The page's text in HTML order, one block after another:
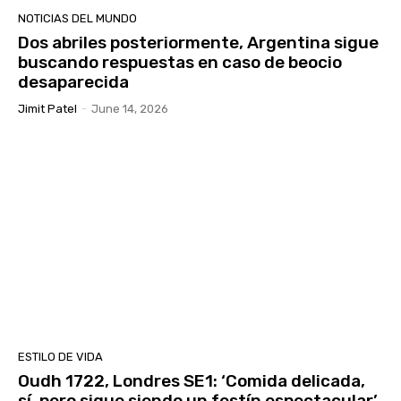
NOTICIAS DEL MUNDO
Dos abriles posteriormente, Argentina sigue
buscando respuestas en caso de beocio
desaparecida
Jimit Patel - June 14, 2026
ESTILO DE VIDA
Oudh 1722, Londres SE1: ‘Comida delicada,